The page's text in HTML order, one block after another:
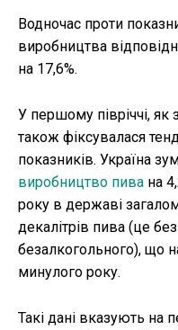
Водночас проти
виробництва
на 17,6%.
У першому півріччі, як
також фіксувалася
показників. Україна
виробництво пива на
року в державі
декалітрів пива (це
безалкогольного), що
минулого року.
Такі дані вказують на